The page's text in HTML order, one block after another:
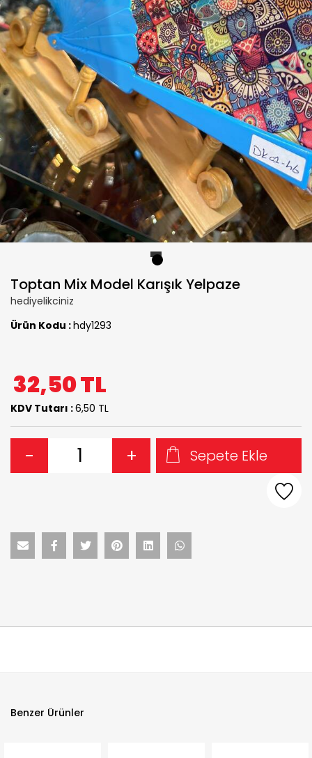
Toptan Mix Model Karışık Yelpaze
hediyelikciniz
Ürün Kodu :hdy1293
32,50TL
KDV Tutarı :6,50 TL
- + Sepete Ekle
Benzer Ürünler